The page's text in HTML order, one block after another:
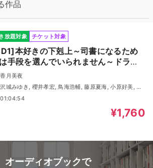
作品
放題対象 チケット対象
本好きの下剋上～司書になるため
手段を選んでいられません～ドラマ
香月美夜
沢城みゆき, 櫻井孝宏, 鳥海浩輔, 藤原夏海, 小原好美, 長
暖, 武内駿輔, 堀江瞬, 伊達忠智, 田丸篤志, 浅野真澄, 中
美子, 浜田賢二, 鳴海和希, 依田菜津, 中原麻衣, 林大地,
01:04:54
¥1,760
オーディオブックで